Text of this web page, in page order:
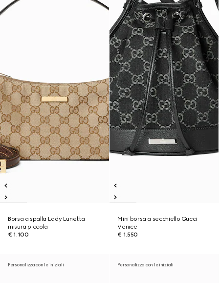
Borsa a spalla Lady Lunetta
misura piccola
€ 1.100
Mini borsa a secchiello Gucci
Venice
€ 1.550
Personalizza con le iniziali Personalizza con le iniziali